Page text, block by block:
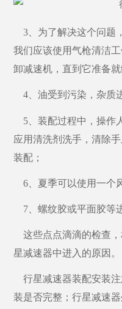
3、为了解决这个问题
我们应该使用气枪清洁
卸减速机，直到它准备就
4、油受到污染，杂质
5、装配过程中，操作
应用清洗剂洗手，清除
装配；
6 夏季可以使用一个
7、螺纹胶或平面胶等
这些点点滴滴的检查
星减速器中进入的原因。
行星减速器装配安装
装是否完整；行星减速